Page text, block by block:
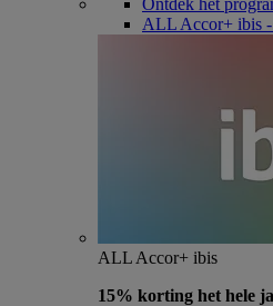
Ontdek het
ALL Accor+ ibis
ALL Accor+ ibis
15% korting het hele